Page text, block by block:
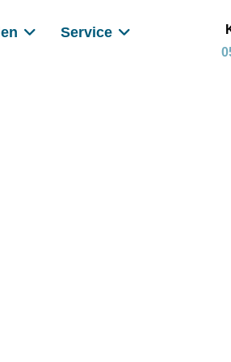
Service